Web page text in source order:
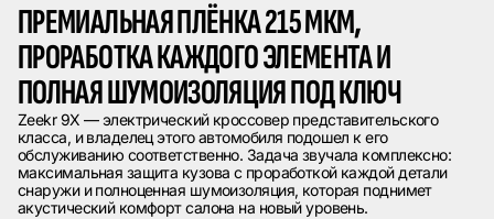
ПРЕМИАЛЬНАЯ ПЛЁНКА 215 МКМ,
ПРОРАБОТКА КАЖДОГО ЭЛЕМЕНТА И
ПОЛНАЯ ШУМОИЗОЛЯЦИЯ ПОД КЛЮЧ
Zeekr 9X — электрический кроссовер представительского
класса, и владелец этого автомобиля подошел к его
обслуживанию соответственно. Задача звучала комплексно:
максимальная защита кузова с проработкой каждой детали
снаружи и полноценная шумоизоляция, которая поднимет
акустический комфорт салона на новый уровень.